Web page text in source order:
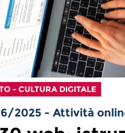
- CULTURA DIGITALE
2025 - Attività